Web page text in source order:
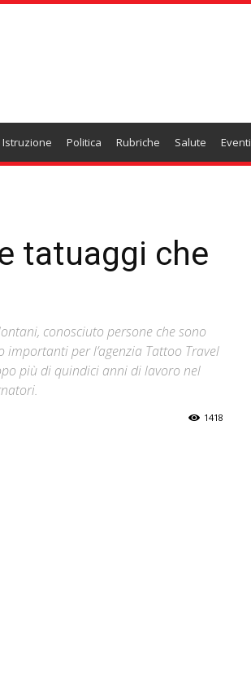
Istruzione Politica Rubriche Salute Eventi
tatuaggi che
conosciuto persone che sono
per l’agenzia Tattoo Travel
più di quindici anni di lavoro nel
1418